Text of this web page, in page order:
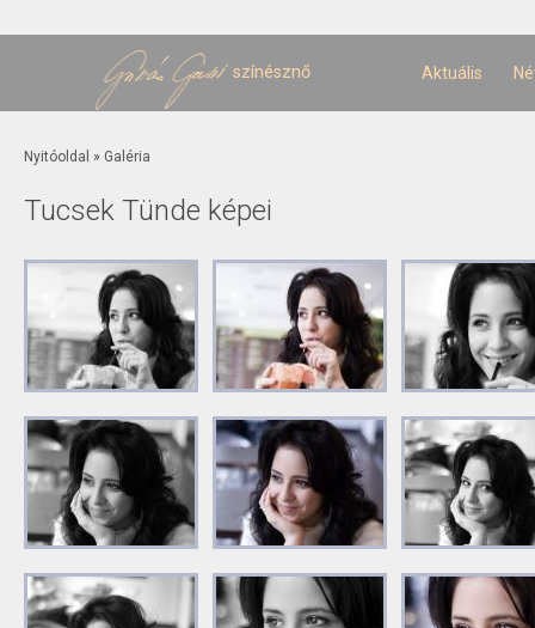
színésznő Aktuális
Jelenlegi hely
Nyitóoldal » Galéria
Tucsek Tünde képei